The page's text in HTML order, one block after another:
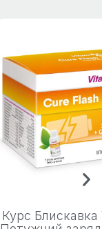
Курс Блискавка